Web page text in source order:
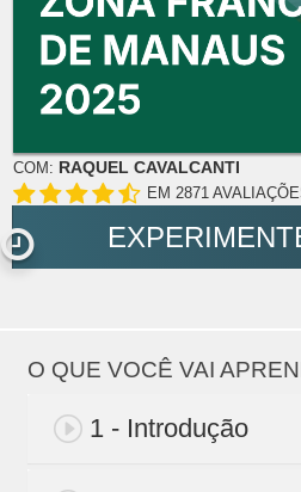
COM: RAQUEL CAVALCANTI
EM 2871
O QUE VOCÊ VAI
1 - Introdução